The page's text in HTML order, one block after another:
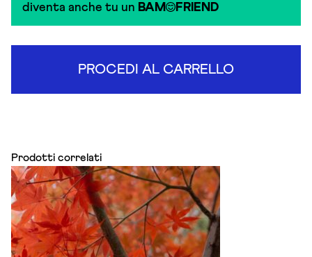
diventa anche tu un BAM FRIEND
PROCEDI AL CARRELLO
Prodotti correlati